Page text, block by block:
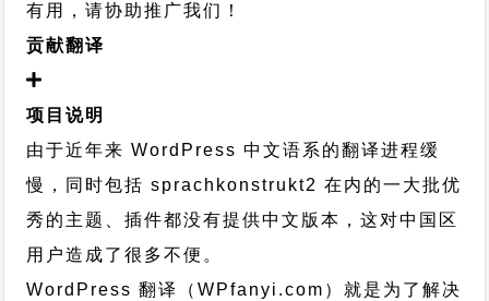
有用，请协助推广我们！
贡献翻译
项目说明
由于近年来 WordPress 中文语系的翻译进程缓
慢，同时包括 sprachkonstrukt2 在内的一大批优
秀的主题、插件都没有提供中文版本，这对中国区
用户造成了很多不便。
WordPress 翻译（WPfanyi.com） 就是为了解决